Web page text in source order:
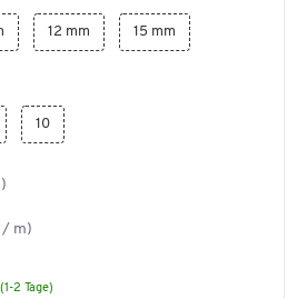
12 mm 15 mm
10
/ m)
2 Tage)